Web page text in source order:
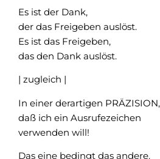
Es ist der Dank,
der das Freigeben auslöst.
Es ist das Freigeben,
das den Dank auslöst.
| zugleich |
In einer derartigen PRÄZISION,
daß ich ein Ausrufezeichen
verwenden will!
Das eine bedingt das andere.